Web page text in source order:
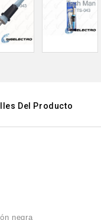
Del Producto
negra